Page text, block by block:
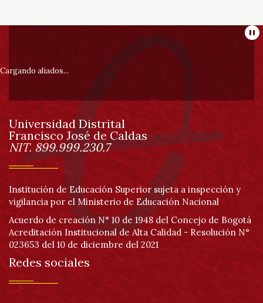
Información
pie
de
página
Cargando aliados...
Información
Universidad Distrital
Francisco José de Caldas
NIT. 899.999.230.7
Institución de Educación Superior sujeta a inspección y
vigilancia por el Ministerio de Educación Nacional
Acuerdo de creación N° 10 de 1948 del Concejo de Bogotá
Acreditación Institucional de Alta Calidad - Resolución N°
023653 del 10 de diciembre del 2021
Redes sociales